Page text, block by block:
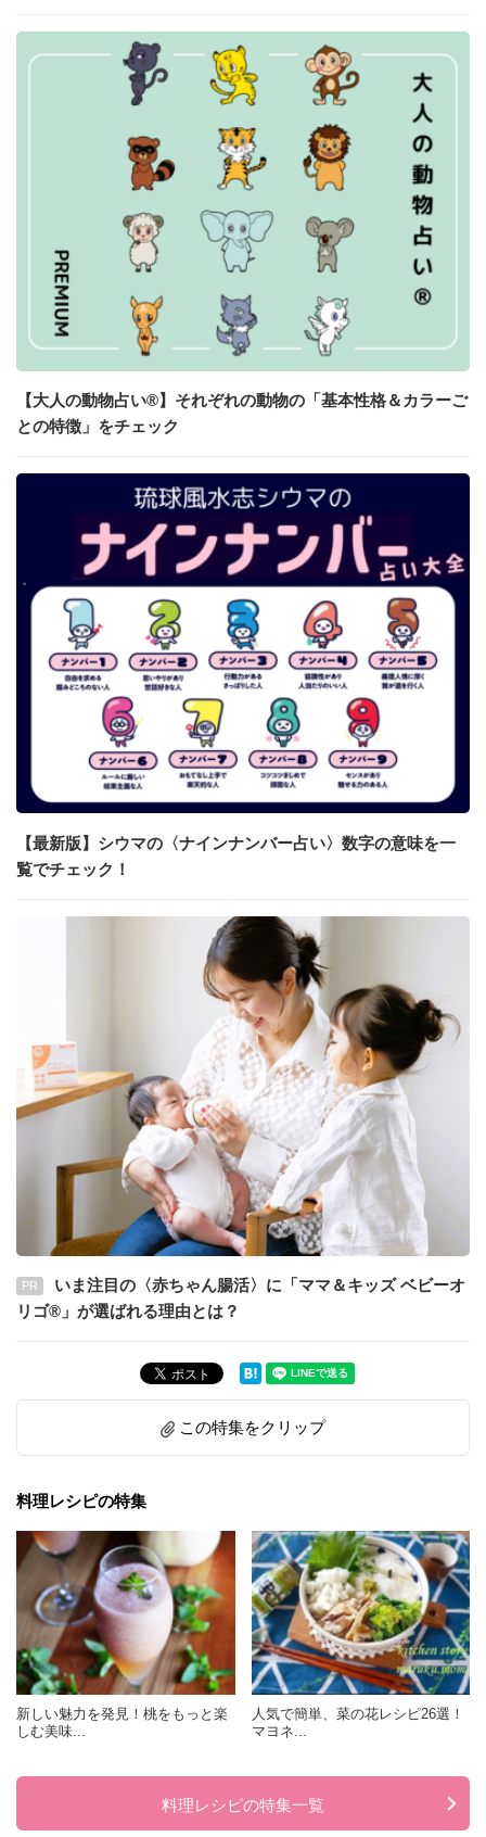
【大人の動物占い®】それぞれの動物の「基本性格＆カラーご
との特徴」をチェック
【最新版】シウマの〈ナインナンバー占い〉数字の意味を一
覧でチェック！
PR
いま注目の〈赤ちゃん腸活〉に「ママ＆キッズ ベビーオ
リゴ®」が選ばれる理由とは？
この特集をクリップ
料理レシピの特集
新しい魅力を発見！桃をもっと楽
しむ美味...
人気で簡単、菜の花レシピ26選！
マヨネ...
料理レシピの特集一覧